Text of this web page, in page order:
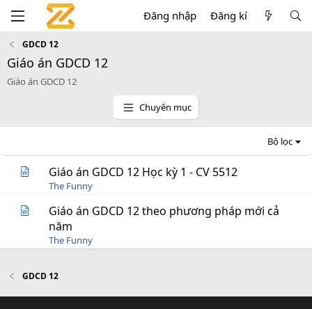
Đăng nhập Đăng kí
GDCD 12
Giáo án GDCD 12
Giáo án GDCD 12
Chuyên mục
Bộ lọc
Giáo án GDCD 12 Học kỳ 1 - CV 5512
The Funny
Giáo án GDCD 12 theo phương pháp mới cả
năm
The Funny
GDCD 12